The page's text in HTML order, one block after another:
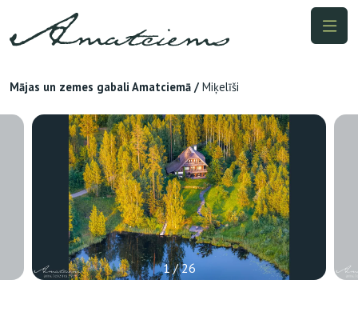
Mājas un zemes gabali Amatciemā / Miķelīši
1 / 26